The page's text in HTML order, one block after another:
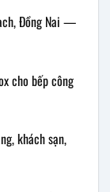
Đồng Nai —
cho bếp công
khách sạn,